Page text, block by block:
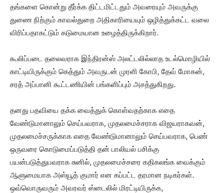
தங்களை கொன்று தீர்க்க திட்டமிட்டதும் அவரையும் அவருக்கு
துணை நிற்கும் காவல்துறை அதிகாரியையும் ஒழித்துக்கட்ட வலை
விரிப்பதாகட்டும் கடுமையான உழைத்திருக்கிறார்.
கூலிப்படை தலைவராக இந்திரன்ஸ் அலட்டலில்லாத உடல்மொழியில்
காட்டியிருக்கும் கெத்தும் அவருடன் முரளி கோபி, தேவ் மோகன்,
சரத் அப்பானி கூட்டணியின் பங்களிப்பும் அசத்துகிறது.
தனது பதவியை தக்க வைத்துக் கொள்வதற்காக எதை
வேண்டுமானாலும் செய்பவராக, முதலமைச்சராக விஜயராகவன்,
முதலமைச்சருக்காக எதை வேண்டுமானாலும் செய்பவராக, பெண்
ஒருவரை கொடுமைப்படுத்தி தன் பாலியல் பசிக்கு
பயன்படுத்துபவராக சுனில், முதலமைச்சரை கதிகலங்க வைக்கும்
ஆளுமையாக அஸ்யூத் குமார் என கப்பட்ட தரமான நடிகர்கள்.
ஒவ்வொருவரும் அவரவர் ஸ்டைலில் மிரட்டியிருக்க,